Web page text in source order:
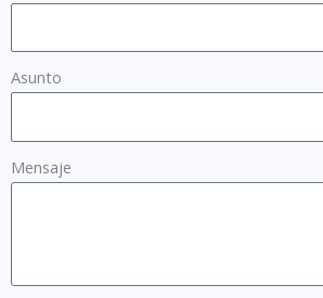
Asunto
Mensaje